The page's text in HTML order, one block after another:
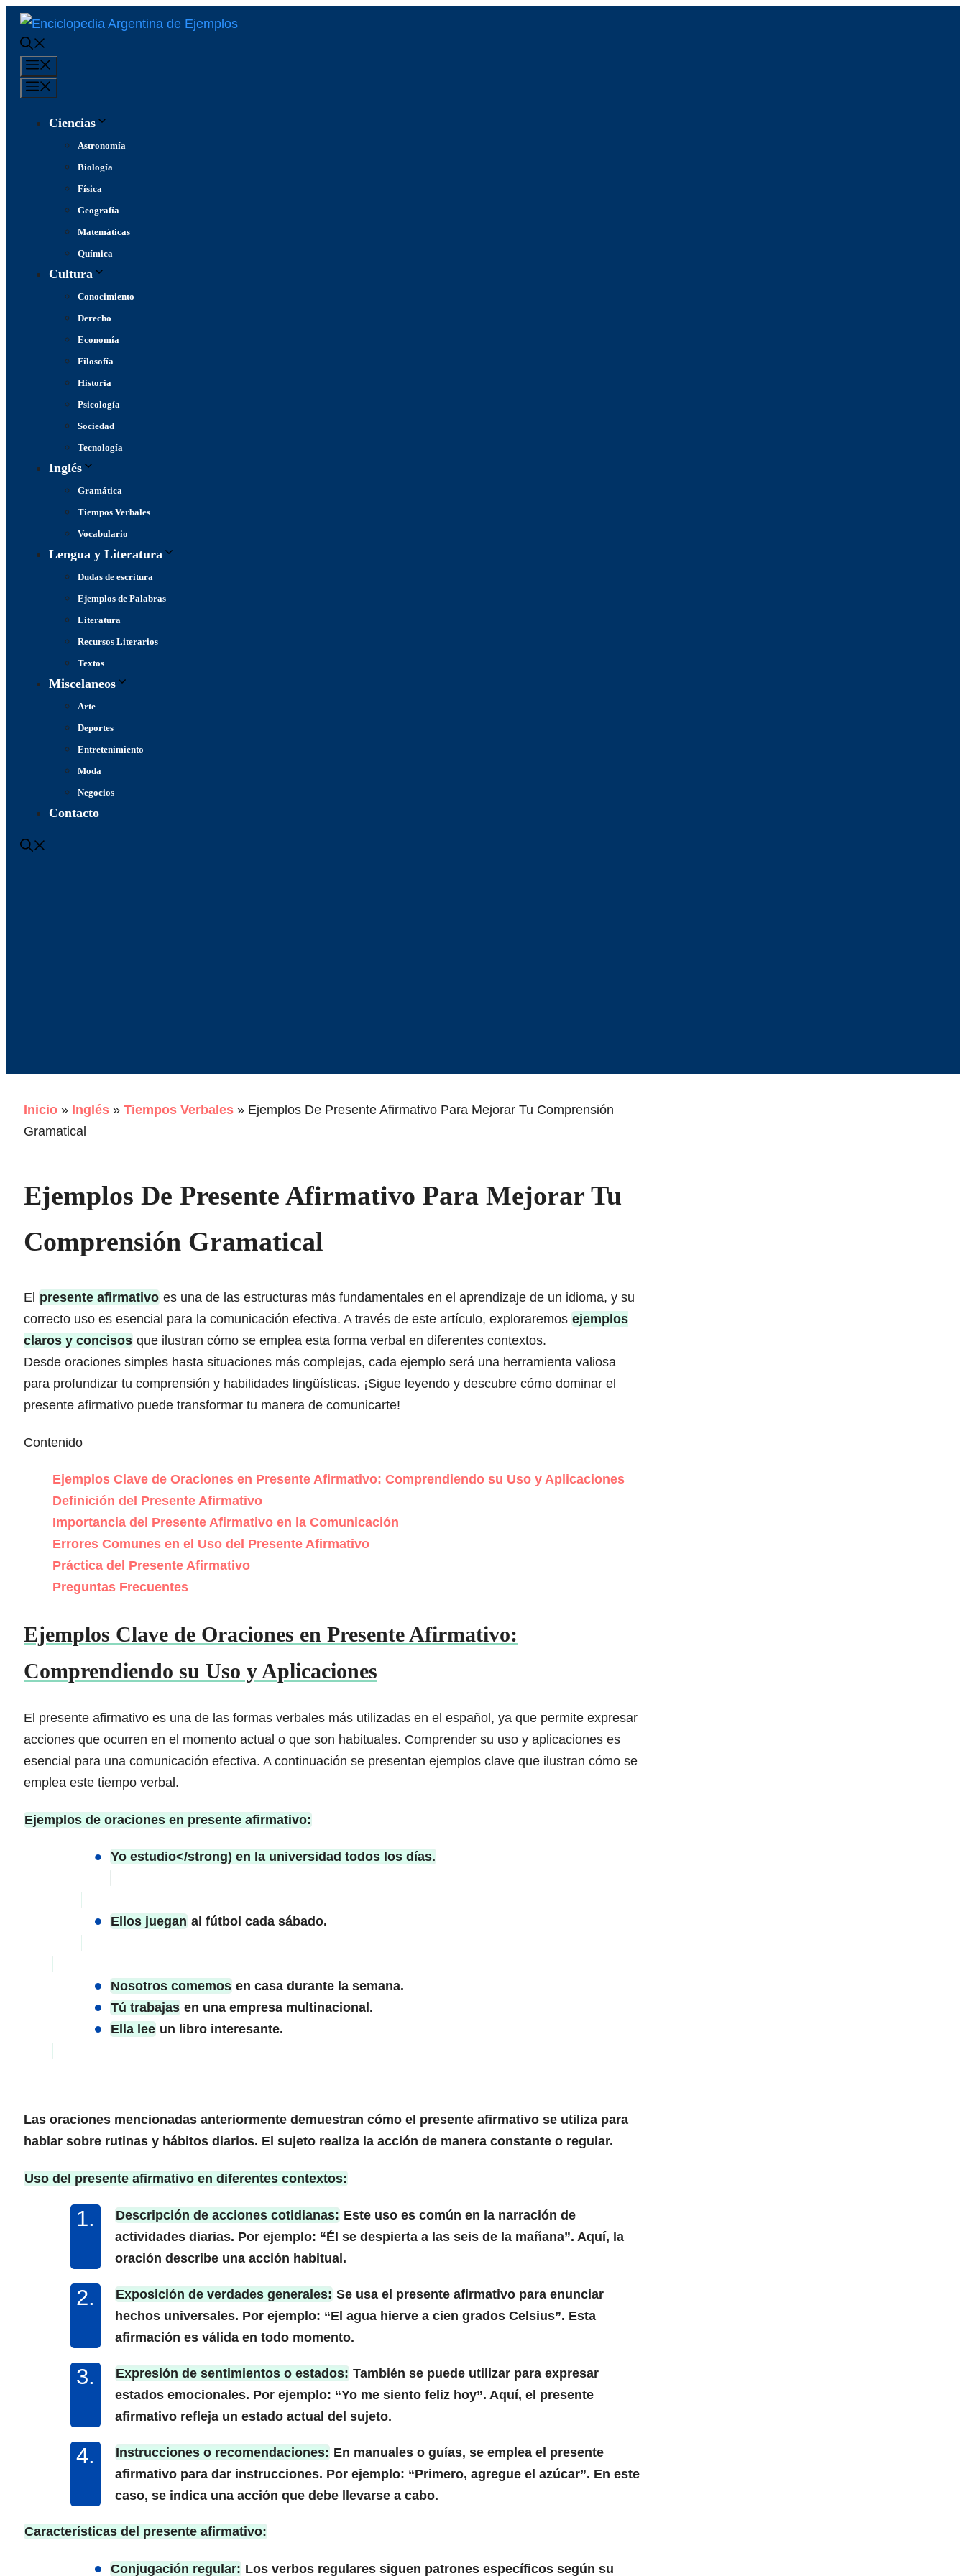
Saltar
contenido
Ciencias
Astronomía
Biología
Física
Geografía
Matemáticas
Química
Cultura
Conocimiento
Derecho
Economía
Filosofía
Historia
Psicología
Sociedad
Tecnología
Inglés
Gramática
Tiempos Verbales
Vocabulario
Lengua y Literatura
Dudas de escritura
Ejemplos de Palabras
Literatura
Recursos Literarios
Textos
Miscelaneos
Arte
Deportes
Entretenimiento
Moda
Negocios
Contacto
Inicio » Inglés » Tiempos Verbales » Ejemplos De Presente Afirmativo Para Mejorar Tu Comprensión
Gramatical
Ejemplos De Presente Afirmativo Para Mejorar Tu
Comprensión Gramatical
El presente afirmativo es una de las estructuras más fundamentales en el aprendizaje de un idioma, y su
correcto uso es esencial para la comunicación efectiva. A través de este artículo, exploraremos ejemplos
claros y concisos que ilustran cómo se emplea esta forma verbal en diferentes contextos.
Desde oraciones simples hasta situaciones más complejas, cada ejemplo será una herramienta valiosa
para profundizar tu comprensión y habilidades lingüísticas. ¡Sigue leyendo y descubre cómo dominar el
presente afirmativo puede transformar tu manera de comunicarte!
Contenido
Ejemplos Clave de Oraciones en Presente Afirmativo: Comprendiendo su Uso y Aplicaciones
Definición del Presente Afirmativo
Importancia del Presente Afirmativo en la Comunicación
Errores Comunes en el Uso del Presente Afirmativo
Práctica del Presente Afirmativo
Preguntas Frecuentes
Ejemplos Clave de Oraciones en Presente Afirmativo:
Comprendiendo su Uso y Aplicaciones
El presente afirmativo es una de las formas verbales más utilizadas en el español, ya que permite expresar
acciones que ocurren en el momento actual o que son habituales. Comprender su uso y aplicaciones es
esencial para una comunicación efectiva. A continuación se presentan ejemplos clave que ilustran cómo se
emplea este tiempo verbal.
Ejemplos de oraciones en presente afirmativo:
Yo estudio</strong) en la universidad todos los días.
Ellos juegan al fútbol cada sábado.
Nosotros comemos en casa durante la semana.
Tú trabajas en una empresa multinacional.
Ella lee un libro interesante.
Las oraciones mencionadas anteriormente demuestran cómo el presente afirmativo se utiliza para
hablar sobre rutinas y hábitos diarios. El sujeto realiza la acción de manera constante o regular.
Uso del presente afirmativo en diferentes contextos:
Descripción de acciones cotidianas: Este uso es común en la narración de
actividades diarias. Por ejemplo: “Él se despierta a las seis de la mañana”. Aquí, la
oración describe una acción habitual.
Exposición de verdades generales: Se usa el presente afirmativo para enunciar
hechos universales. Por ejemplo: “El agua hierve a cien grados Celsius”. Esta
afirmación es válida en todo momento.
Expresión de sentimientos o estados: También se puede utilizar para expresar
estados emocionales. Por ejemplo: “Yo me siento feliz hoy”. Aquí, el presente
afirmativo refleja un estado actual del sujeto.
Instrucciones o recomendaciones: En manuales o guías, se emplea el presente
afirmativo para dar instrucciones. Por ejemplo: “Primero, agregue el azúcar”. En este
caso, se indica una acción que debe llevarse a cabo.
Características del presente afirmativo:
Conjugación regular: Los verbos regulares siguen patrones específicos según su